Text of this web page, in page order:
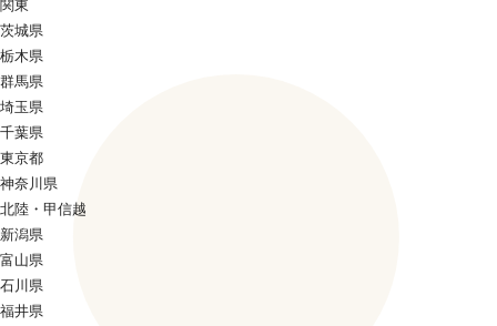
関東
茨城県
栃木県
群馬県
埼玉県
千葉県
東京都
神奈川県
北陸・甲信越
新潟県
富山県
石川県
福井県